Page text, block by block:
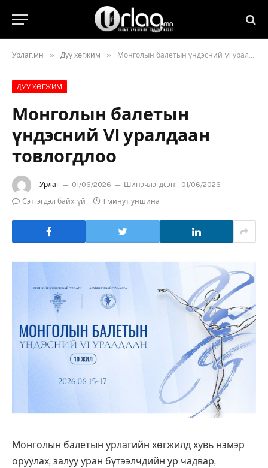
Урлаг.мн » Дуу хөгжим » Монголын балетын үндэсний VI уралдаан товлогдлоо
ДУУ ХӨГЖИМ
Монголын балетын
үндэсний VI уралдаан
товлогдлоо
Урлаг 01/06/2026 Шинэчлэгдсэн:
01/06/2026
Сэтгэгдэл байхгүй
1 минут уншина
Монголын балетын урлагийн хөгжилд хувь нэмэр
оруулах, залуу уран бүтээлчдийн ур чадвар,